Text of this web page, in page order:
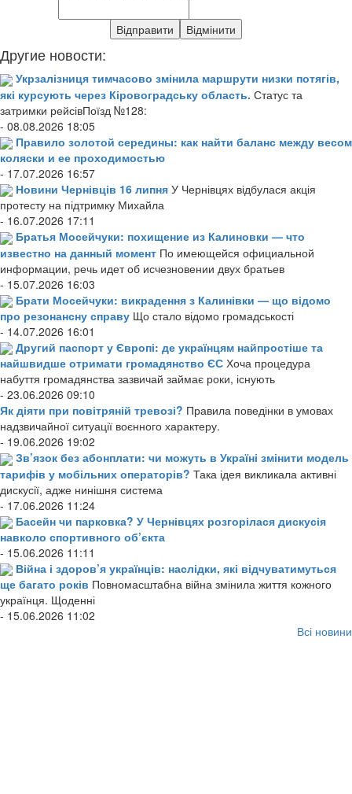
Другие новости:
Укрзалізниця тимчасово змінила маршрути низки потягів,
які курсують через Кіровоградську область. Статус та
затримки рейсівПоїзд №128:
- 08.08.2026 18:05
Правило золотой середины: как найти баланс между весом
коляски и ее проходимостью
- 17.07.2026 16:57
Новини Чернівців 16 липня У Чернівцях відбулася акція
протесту на підтримку Михайла
- 16.07.2026 17:11
Братья Мосейчуки: похищение из Калиновки — что
известно на данный момент По имеющейся официальной
информации, речь идет об исчезновении двух братьев
- 15.07.2026 16:03
Брати Мосейчуки: викрадення з Калинівки — що відомо
про резонансну справу Що стало відомо громадськості
- 14.07.2026 16:01
Другий паспорт у Європі: де українцям найпростіше та
найшвидше отримати громадянство ЄС Хоча процедура
набуття громадянства зазвичай займає роки, існують
- 23.06.2026 09:10
Як діяти при повітряній тревозі? Правила поведінки в умовах
надзвичайної ситуації воєнного характеру.
- 19.06.2026 19:02
Зв’язок без абонплати: чи можуть в Україні змінити модель
тарифів у мобільних операторів? Така ідея викликала активні
дискусії, адже нинішня система
- 17.06.2026 11:24
Басейн чи парковка? У Чернівцях розгорілася дискусія
навколо спортивного об’єкта
- 15.06.2026 11:11
Війна і здоров’я українців: наслідки, які відчуватимуться
ще багато років Повномасштабна війна змінила життя кожного
українця. Щоденні
- 15.06.2026 11:02
Всі новини